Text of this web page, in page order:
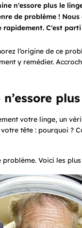
n'essore plus le
de problème !
rapidement. C'est parti
l’origine de ce
y remédier.
votre linge, un
tête : pourquoi ?
Voici les